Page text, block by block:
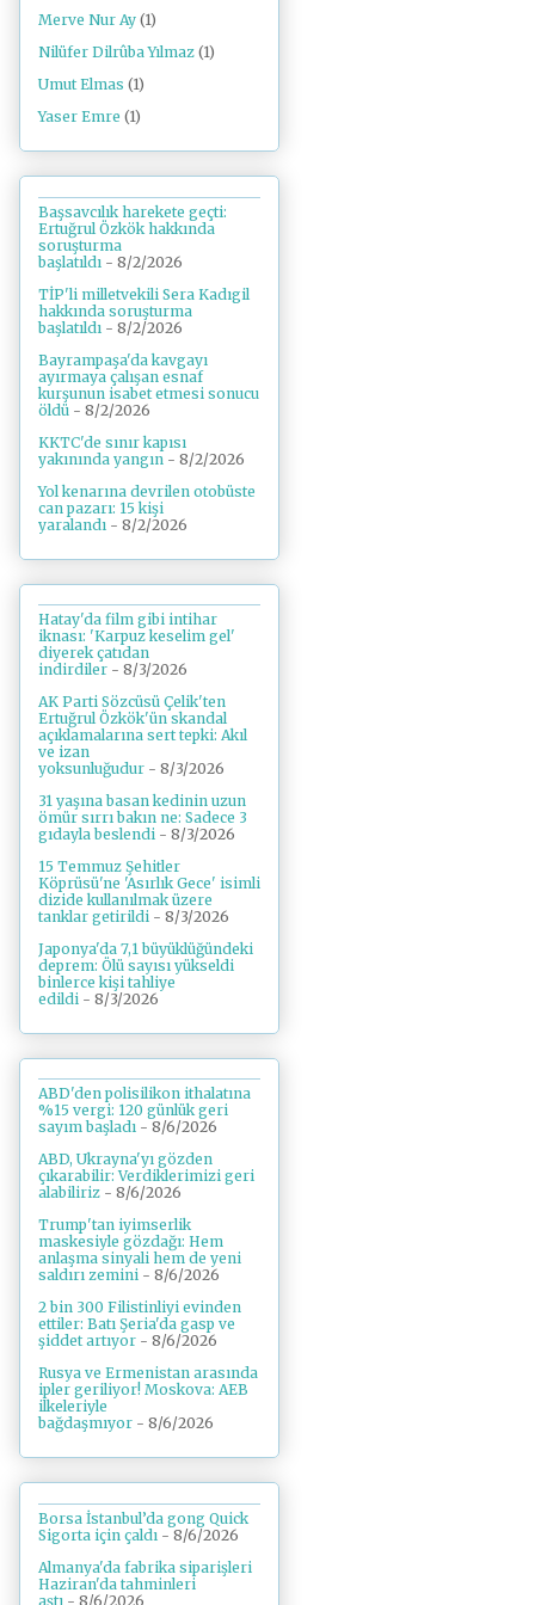
Merve Nur Ay (1)
Nilüfer Dilrûba Yılmaz (1)
Umut Elmas (1)
Yaser Emre (1)
Başsavcılık harekete geçti:
Ertuğrul Özkök hakkında
soruşturma
başlatıldı - 8/2/2026
TİP'li milletvekili Sera Kadıgil
hakkında soruşturma
başlatıldı - 8/2/2026
Bayrampaşa'da kavgayı
ayırmaya çalışan esnaf
kurşunun isabet etmesi sonucu
öldü - 8/2/2026
KKTC'de sınır kapısı
yakınında yangın - 8/2/2026
Yol kenarına devrilen otobüste
can pazarı: 15 kişi
yaralandı - 8/2/2026
Hatay'da film gibi intihar
iknası: 'Karpuz keselim gel'
diyerek çatıdan
indirdiler - 8/3/2026
AK Parti Sözcüsü Çelik'ten
Ertuğrul Özkök'ün skandal
açıklamalarına sert tepki: Akıl
ve izan
yoksunluğudur - 8/3/2026
31 yaşına basan kedinin uzun
ömür sırrı bakın ne: Sadece 3
gıdayla beslendi - 8/3/2026
15 Temmuz Şehitler
Köprüsü'ne 'Asırlık Gece' isimli
dizide kullanılmak üzere
tanklar getirildi - 8/3/2026
Japonya'da 7,1 büyüklüğündeki
deprem: Ölü sayısı yükseldi
binlerce kişi tahliye
edildi - 8/3/2026
ABD'den polisilikon ithalatına
%15 vergi: 120 günlük geri
sayım başladı - 8/6/2026
ABD, Ukrayna'yı gözden
çıkarabilir: Verdiklerimizi geri
alabiliriz - 8/6/2026
Trump'tan iyimserlik
maskesiyle gözdağı: Hem
anlaşma sinyali hem de yeni
saldırı zemini - 8/6/2026
2 bin 300 Filistinliyi evinden
ettiler: Batı Şeria'da gasp ve
şiddet artıyor - 8/6/2026
Rusya ve Ermenistan arasında
ipler geriliyor! Moskova: AEB
ilkeleriyle
bağdaşmıyor - 8/6/2026
Borsa İstanbul’da gong Quick
Sigorta için çaldı - 8/6/2026
Almanya'da fabrika siparişleri
Haziran'da tahminleri
aştı - 8/6/2026